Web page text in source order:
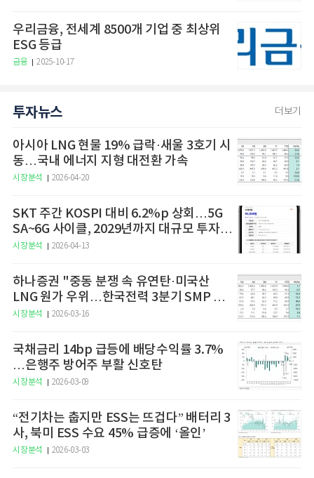
우리금융, 전세계 8500개 기업 중 최상위
ESG 등급
금융 2025-10-17
투자뉴스 더보기
아시아 LNG 현물 19% 급락·새울 3호기 시
동…국내 에너지 지형 대전환 가속
시장분석 2026-04-20
SKT 주간 KOSPI 대비 6.2%p 상회…5G
SA~6G 사이클, 2029년까지 대규모 투자
예고
시장분석 2026-04-13
하나증권 "중동 분쟁 속 유연탄·미국산
LNG 원가 우위…한국전력 3분기 SMP 상
승 전망"
시장분석 2026-03-16
국채금리 14bp 급등에 배당수익률 3.7%
…은행주 방어주 부활 신호탄
시장분석 2026-03-09
“전기차는 춥지만 ESS는 뜨겁다” 배터리 3
사, 북미 ESS 수요 45% 급증에 ‘올인’
시장분석 2026-03-03